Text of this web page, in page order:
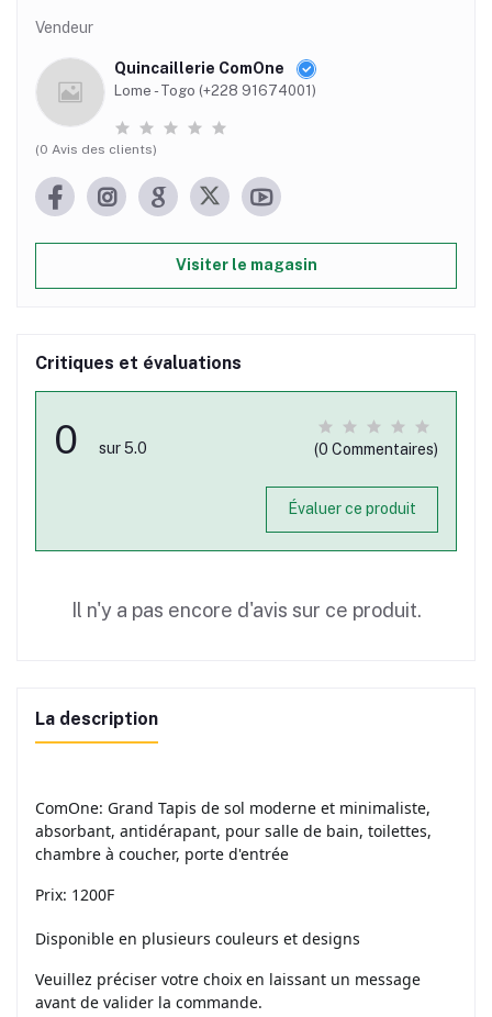
Vendeur
Quincaillerie ComOne
Lome - Togo (+228 91674001)
(0 Avis des clients)
Visiter le magasin
Critiques et évaluations
0 sur 5.0 (0 Commentaires)
Évaluer ce produit
Il n'y a pas encore d'avis sur ce produit.
La description
ComOne: Grand Tapis de sol moderne et minimaliste,
absorbant, antidérapant, pour salle de bain, toilettes,
chambre à coucher, porte d'entrée
Prix: 1200F
Disponible en plusieurs couleurs et designs
Veuillez préciser votre choix en laissant un message
avant de valider la commande.